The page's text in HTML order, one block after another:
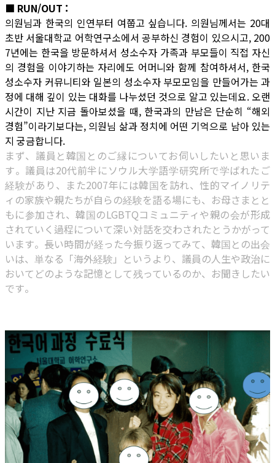
■ RUN/OUT :
의원님과 한국의 인연부터 여쭙고 싶습니다. 의원님께서는 20대
초반 서울대학교 어학연구소에서 공부하신 경험이 있으시고, 200
7년에는 한국을 방문하셔서 성소수자 가족과 부모들이 직접 자신
의 경험을 이야기하는 자리에도 어머니와 함께 참여하셔서, 한국
성소수자 커뮤니티와 일본의 성소수자 부모모임을 만들어가는 과
정에 대해 깊이 있는 대화를 나누셨던 것으로 알고 있는데요. 오랜
시간이 지난 지금 돌아보셨을 때, 한국과의 만남은 단순히 “해외
경험”이라기보다는, 의원님 삶과 정치에 어떤 기억으로 남아 있는
지 궁금합니다.
まず、議員と韓国とのご縁についてお伺いしたいと思いま
す。議員は20代前半にソウル大学語学研究所で学ばれたご
経験があり、また2007年には韓国を訪れ、性的マイノリテ
ィの家族や親たちが自らの経験を語る場にも、お母さまとと
もに参加され、韓国のLGBTQコミュニティや親の会が形成
されていく過程について深い対話を交わされたとうかがって
います。長い時間が経った今振り返ってみて、韓国との出会
いは、単なる「海外経験」というより、議員の人生や政治に
おいてどのような記憶として残っているのか、お聞きしたい
です。